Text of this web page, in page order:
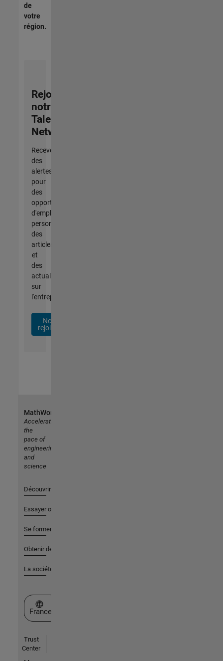
de
votre
région.
Rejoignez
notre
Talent
Network
Recevez
des
alertes
pour
des
opportunités
d'emploi
personnalisées,
des
articles
et
des
actualités
sur
l'entreprise.
Nous
rejoindre
MathWorks
Accelerating
the
pace of
engineering
and
science
Découvrir les produits
Essayer ou acheter
Se former
Obtenir de l'aide
La société
Sélectionner un site web
France
Trust
Center